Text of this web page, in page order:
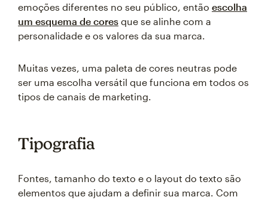
emoções diferentes no seu público, então escolha
um esquema de cores que se alinhe com a
personalidade e os valores da sua marca.
Muitas vezes, uma paleta de cores neutras pode
ser uma escolha versátil que funciona em todos os
tipos de canais de marketing.
Tipografia
Fontes, tamanho do texto e o layout do texto são
elementos que ajudam a definir sua marca. Com